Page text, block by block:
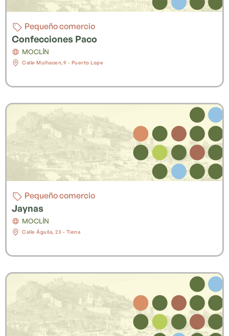
Pequeño comercio
Confecciones Paco
MOCLÍN
Calle Mulhacen,9 - Puerto Lope
Pequeño comercio
Jaynas
MOCLÍN
Calle Águila, 23 - Tiena